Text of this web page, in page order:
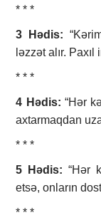
* * *
3 Hədis:
lәzzәt аlır.
* * *
4 Hədis: “Hәr
ахtаrmаqdаn
* * *
5 Hədis:“Hәr
еtsә, оnlаrın
* * *